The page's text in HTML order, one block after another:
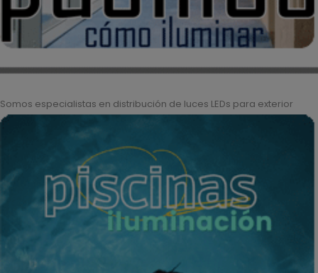
Somos especialistas en distribución de luces LEDs para exterior